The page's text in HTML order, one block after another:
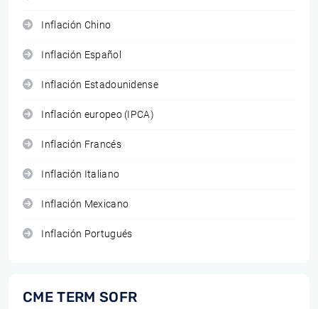
Inflación Chino
Inflación Español
Inflación Estadounidense
Inflación europeo (IPCA)
Inflación Francés
Inflación Italiano
Inflación Mexicano
Inflación Portugués
CME TERM SOFR